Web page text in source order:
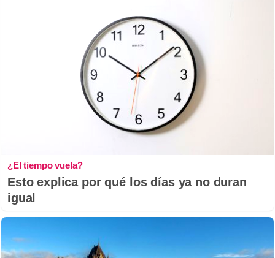
¿El tiempo vuela?
Esto explica por qué los días ya no duran
igual